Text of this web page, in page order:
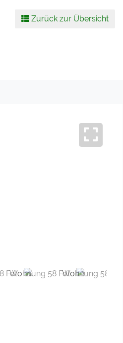
Zurück zur Übersicht